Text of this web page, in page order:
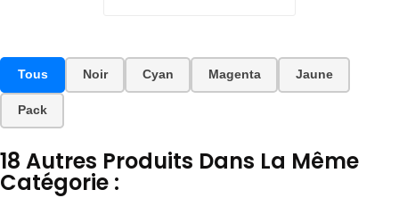
Tous Noir Cyan Magenta Jaune
Pack
18 Autres Produits Dans La Même
Catégorie :